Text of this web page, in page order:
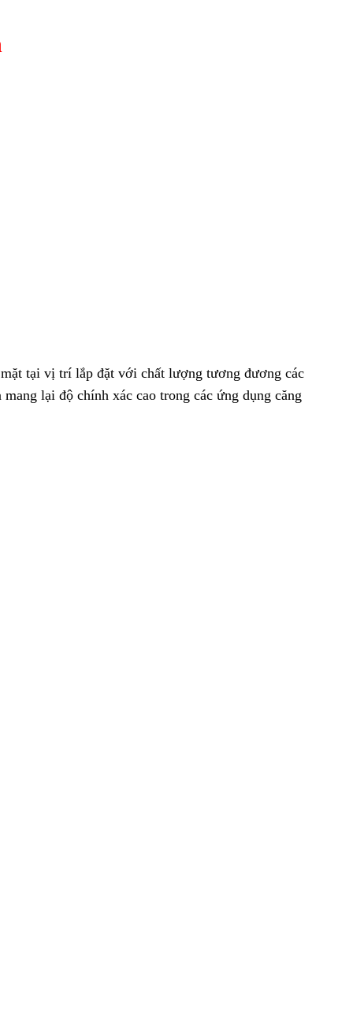
tại vị trí lắp đặt với chất lượng tương đương các
lại độ chính xác cao trong các ứng dụng căng